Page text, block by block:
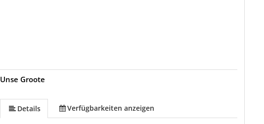
Unse Groote
Details Verfügbarkeiten anzeigen